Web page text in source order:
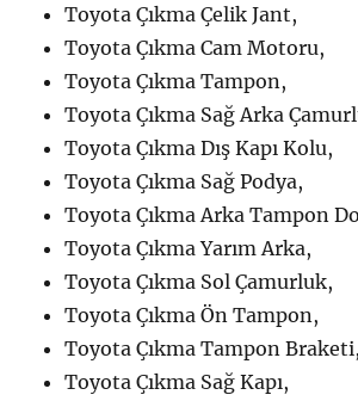
Toyota Çıkma Çelik Jant,
Toyota Çıkma Cam Motoru,
Toyota Çıkma Tampon,
Toyota Çıkma Sağ Arka
Toyota Çıkma Dış Kapı Kolu,
Toyota Çıkma Sağ Podya,
Toyota Çıkma Arka Tampon
Toyota Çıkma Yarım Arka,
Toyota Çıkma Sol Çamurluk,
Toyota Çıkma Ön Tampon,
Toyota Çıkma Tampon Braketi,
Toyota Çıkma Sağ Kapı,